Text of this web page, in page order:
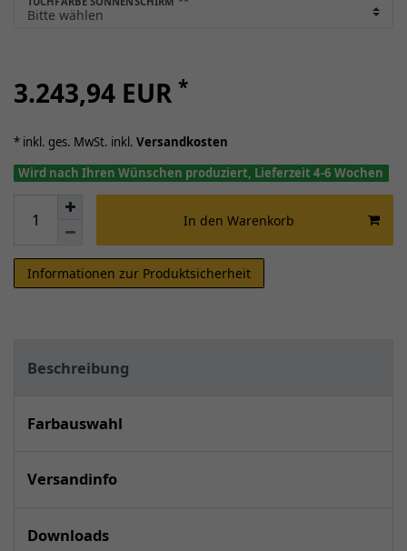
3.243,94 EUR *
* inkl. ges. MwSt. inkl. Versandkosten
Wird nach Ihren Wünschen produziert, Lieferzeit 4-6 Wochen
In den Warenkorb
Informationen zur Produktsicherheit
Beschreibung
Farbauswahl
Versandinfo
Downloads